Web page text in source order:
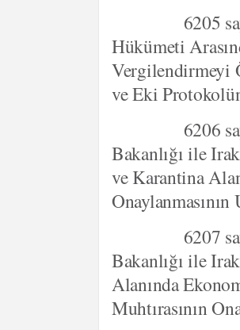
6205 sayılı
Hükümeti
Vergilendirmeyi
ve Eki
6206 sayılı
Bakanlığı ile
ve Karantina
6207 sayılı
Bakanlığı ile
Alanında
Muhtırasının